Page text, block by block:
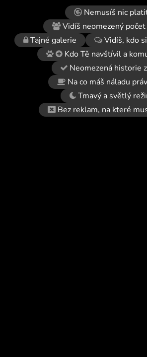
Nemusíš nic
Vidíš neomezený
Tajné galerie
Vidíš, kdo
Kdo Tě navštívil a
Neomezená historie
Na co máš náladu
Tmavý a světlý
Bez reklam, na které